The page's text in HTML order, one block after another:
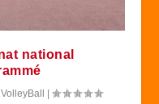
national
|VolleyBall |